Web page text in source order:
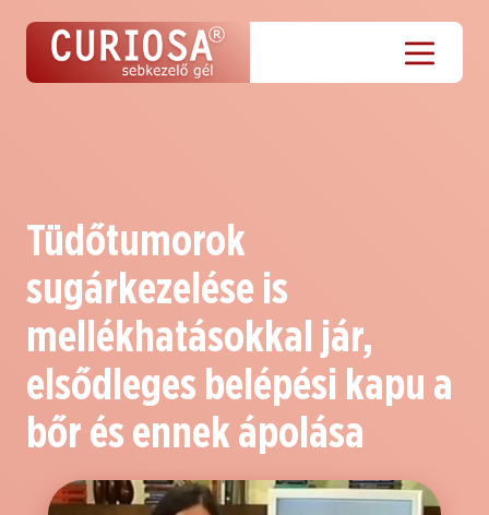
Tüdőtumorok
sugárkezelése is
mellékhatásokkal jár,
elsődleges belépési kapu a
bőr és ennek ápolása